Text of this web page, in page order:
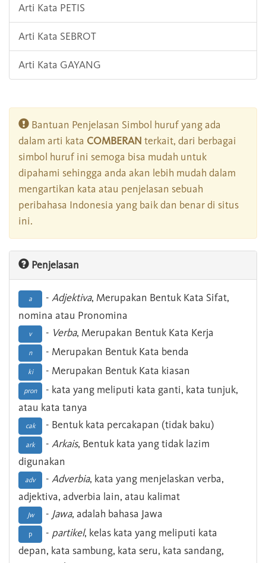
Arti Kata PETIS
Arti Kata SEBROT
Arti Kata GAYANG
Bantuan Penjelasan Simbol huruf yang ada
dalam arti kata COMBERAN terkait, dari berbagai
simbol huruf ini semoga bisa mudah untuk
dipahami sehingga anda akan lebih mudah dalam
mengartikan kata atau penjelasan sebuah
peribahasa Indonesia yang baik dan benar di situs
ini.
Penjelasan
a - Adjektiva, Merupakan Bentuk Kata Sifat,
nomina atau Pronomina
v - Verba, Merupakan Bentuk Kata Kerja
n - Merupakan Bentuk Kata benda
ki - Merupakan Bentuk Kata kiasan
pron
- kata yang meliputi kata ganti, kata tunjuk,
atau kata tanya
cak - Bentuk kata percakapan (tidak baku)
ark - Arkais, Bentuk kata yang tidak lazim
digunakan
adv - Adverbia, kata yang menjelaskan verba,
adjektiva, adverbia lain, atau kalimat
Jw - Jawa, adalah bahasa Jawa
p - partikel, kelas kata yang meliputi kata
depan, kata sambung, kata seru, kata sandang,